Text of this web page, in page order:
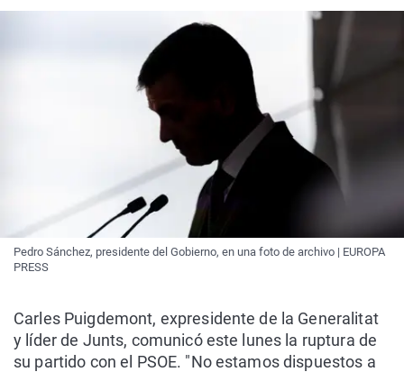
Pedro Sánchez, presidente del Gobierno, en una foto de archivo | EUROPA
PRESS
Carles Puigdemont, expresidente de la Generalitat
y líder de Junts, comunicó este lunes la ruptura de
su partido con el PSOE. "No estamos dispuestos a